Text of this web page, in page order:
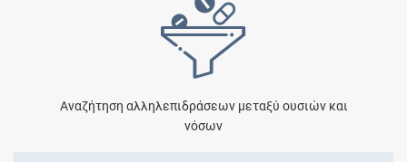
Αναζήτηση αλληλεπιδράσεων μεταξύ ουσιών και
νόσων